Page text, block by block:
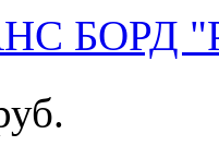
БОРД